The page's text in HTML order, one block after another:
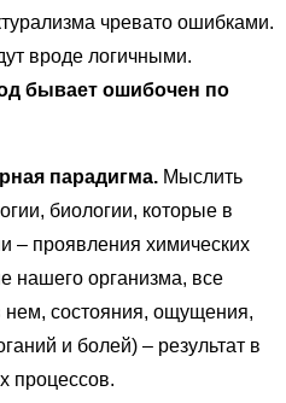
чревато ошибками.
вроде логичными.
бывает ошибочен по
парадигма. Мыслить
биологии, которые в
– проявления химических
нашего организма, все
состояния, ощущения,
и болей) – результат в
процессов.